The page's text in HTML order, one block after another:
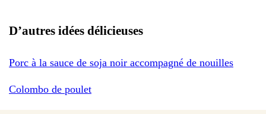
D’autres idées délicieuses
Porc à la sauce de soja noir accompagné de nouilles
Colombo de poulet